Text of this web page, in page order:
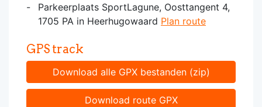
Parkeerplaats SportLagune, Oosttangent 4,
1705 PA in Heerhugowaard Plan route
GPS track
Download alle GPX bestanden (zip)
Download route GPX